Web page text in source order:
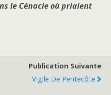
le Cénacle où priaient
Publication Suivante
Vigile De Pentecôte